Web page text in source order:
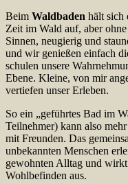
Beim Waldbaden hält sich
Zeit im Wald auf, aber
Sinnen, neugierig und
und wir genießen einfach
schulen unsere
Ebene. Kleine, von mir
vertiefen unser Erleben.
So ein „geführtes Bad im
Teilnehmer) kann also
mit Freunden. Das
unbekannten Menschen
gewohnten Alltag und
Wohlbefinden aus.